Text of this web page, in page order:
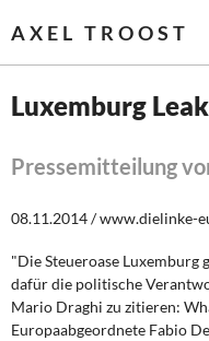
AXEL TROOST
Leitlinien linker
Wirtschaftspolitik
Luxemburg
Pressemitteilung
08.11.2014 / www.dielinke-
"Die Steueroase Luxemburg
dafür die politische
Mario Draghi zu zitieren:
Europaabgeordnete Fabio